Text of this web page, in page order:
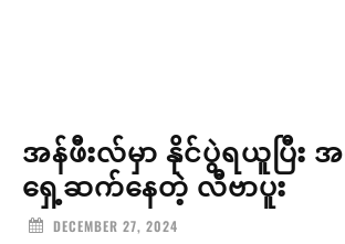
အန်ဖီးလ်မှာ နိုင်ပွဲရယူပြီး
ရှေ့ဆက်နေတဲ့ လီဗာပူး
DECEMBER 27, 2024